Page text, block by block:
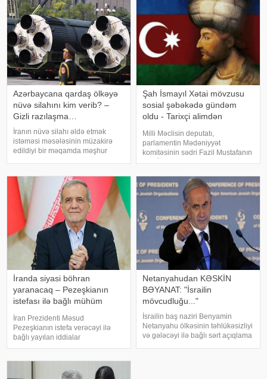
Tehran qarşısında açıq şərt
qoyub: y
Azərbaycana qardaş ölkəyə
nüvə silahını kim verib? –
Gizli razılaşma…
İranın nüvə silahı əldə etmək
istəməsi məsələsinin müzakirə
edildiyi bir məqamda məşhur
mərhum kralı Faysal ibn
Əbdüləziz Əl Səud Pakistanın
nüvə silahı proqramın
Şah İsmayıl Xətai mövzusu
sosial şəbəkədə gündəm
oldu - Tarixçi alimdən
Milli Məclisin deputatı,
parlamentin Mədəniyyət
komitəsinin sədri Fazil Mustafanın
Şah İsmayıl Xətai ilə bağlı
ictimai müzakirələrə səbəb olub. .
Deputat Şah İsmayılın adını
daşıyan ordeni
İranda siyasi böhran
yaranacaq – Pezeşkianın
istefası ilə bağlı mühüm
açıqlama
İran Prezidenti Məsud
Pezeşkianın istefa verəcəyi ilə
bağlı yayılan iddialar
müzakirələrə səbəb olub. Bəs
realdır və bu, ölkədə siyasi
böhrana yol aça bilərmi?. Mövzu
Netanyahudan KƏSKİN
BƏYANAT: "İsrailin
mövcudluğu..."
İsrailin baş naziri Benyamin
Netanyahu ölkəsinin təhlükəsizliyi
və gələcəyi ilə bağlı sərt açıqlama